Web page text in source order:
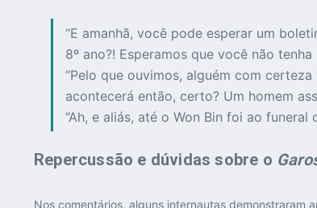
“E amanhã, você pode esperar um
8º ano?! Esperamos que você não
“Pelo que ouvimos, alguém com
acontecerá então, certo? Um homem
“Ah, e aliás, até o Won Bin foi ao
Repercussão e dúvidas sobre o
Nos comentários, alguns internautas demonstraram